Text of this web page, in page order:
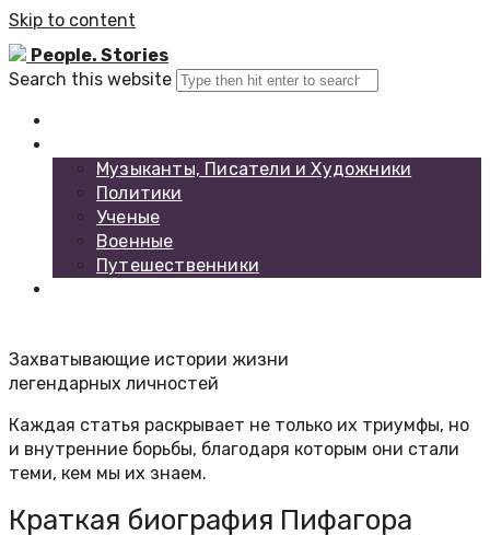
Skip to content
People. Stories
Search this website
Музыканты, Писатели и Художники
Политики
Ученые
Военные
Путешественники
Захватывающие истории жизни
легендарных личностей
Каждая статья раскрывает не только их триумфы, но
и внутренние борьбы, благодаря которым они стали
теми, кем мы их знаем.
Краткая биография Пифагора